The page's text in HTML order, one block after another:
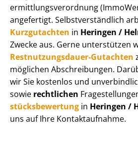
ermitt­lungs­ver­ord­nung
angefertigt. Selbst­ver­ständ­lich
Kurzgutachten in Heringen /
Zwecke aus. Gerne unterstützen
Rest­nut­zungs­dau­er-Gutachten
möglichen Abschreibungen.
wir Sie kostenlos und
sowie rechtlichen
stücks­be­wer­tung in Heringen /
uns auf Ihre Kontaktaufnahme.